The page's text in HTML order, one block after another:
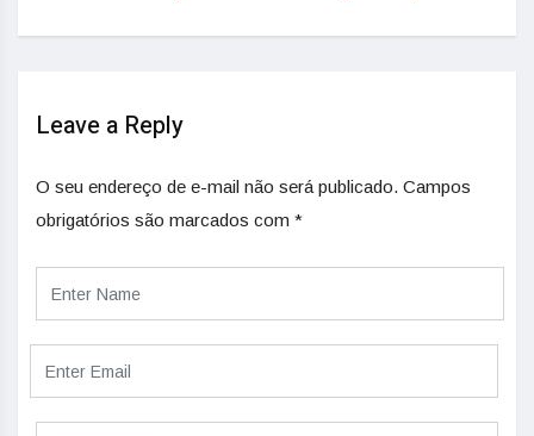
Leave a Reply
O seu endereço de e-mail não será publicado. Campos
obrigatórios são marcados com *